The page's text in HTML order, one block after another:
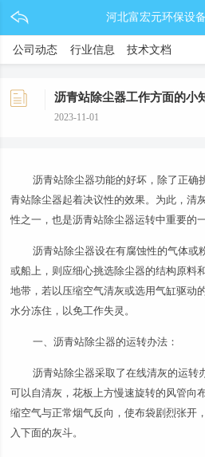
河北富宏元环保设
公司动态 行业信息 技术文档
沥青站除尘器工作方面的小
2023-11-01
沥青站除尘器功能的好坏，除了正确
青站除尘器起着决议性的效果。为此，清
性之一，也是沥青站除尘器运转中重要的一
沥青站除尘器设在有腐蚀性的气体或
或船上，则应细心挑选除尘器的结构原料
地带，若以压缩空气清灰或选用气缸驱动
水分冻住，以免工作失灵。
一、沥青站除尘器的运转办法：
沥青站除尘器采取了在线清灰的运转
可以自清灰，花板上方慢速旋转的风管向
缩空气与正常烟气反向，使布袋剧烈张开
入下面的灰斗。